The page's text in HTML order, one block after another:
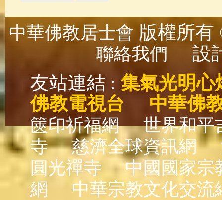
中華佛教居士會 版權所
聯絡我們
設
友站連結 : 集氣光明心
佛教電視台
中華佛
篋印祈福網
世界和平
寺
慈濟全球資訊網
圓光禪寺
中國國家宗
網
中華宗教文化交流